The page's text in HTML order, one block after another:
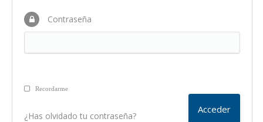
Contraseña
Recordarme
¿Has olvidado tu contraseña?